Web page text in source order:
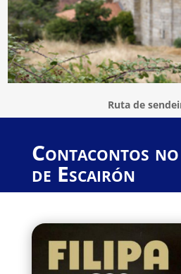
Ruta de
Contacontos
de Escairón